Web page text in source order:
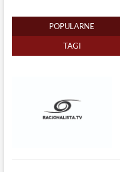
POPULARNE
TAGI